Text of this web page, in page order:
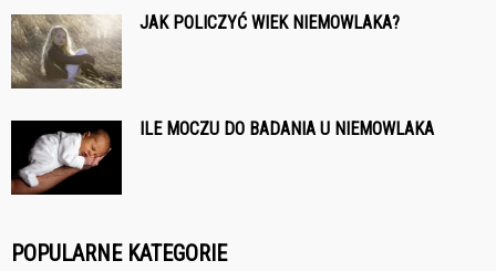
JAK POLICZYĆ WIEK NIEMOWLAKA?
ILE MOCZU DO BADANIA U NIEMOWLAKA
POPULARNE KATEGORIE